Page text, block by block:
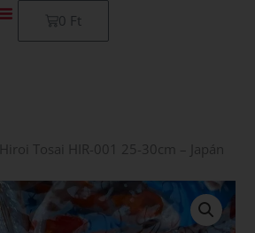
0 Ft
Kosár
Hiroi Tosai HIR-001 25-30cm – Japán